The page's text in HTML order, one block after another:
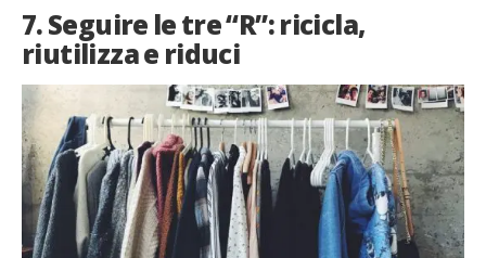
7. Seguire le tre “R”: ricicla,
riutilizza e riduci